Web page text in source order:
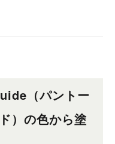
（パントー
）の色から塗